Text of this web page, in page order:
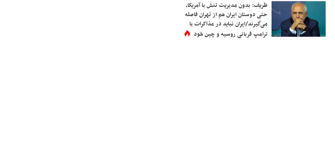
ظریف: بدون مدیریت تنش با آمریکا،
حتی دوستان ایران هم از تهران فاصله
می‌گیرند/ایران نباید در مذاکرات با
ترامپ قربانی روسیه و چین شود